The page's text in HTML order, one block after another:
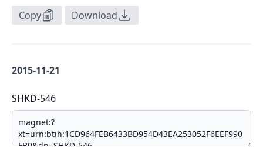
Copy Download
2015-11-21
SHKD-546